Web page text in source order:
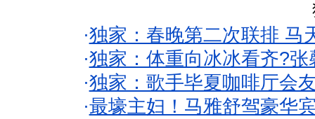
·独家：春晚第二次联排 马
·独家：体重向冰冰看齐?
·独家：歌手毕夏咖啡厅会
·最壕主妇！马雅舒驾豪华